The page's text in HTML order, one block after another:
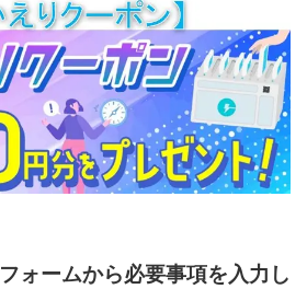
ォームから必要事項を入力し